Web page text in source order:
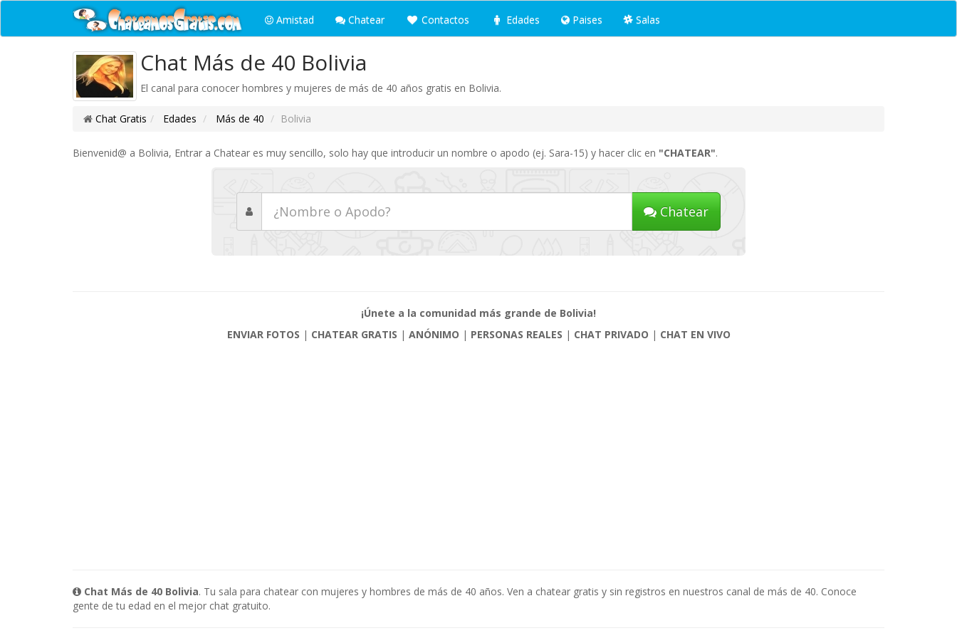
Amistad Chatear Contactos Edades Paises Salas
Chat Más de 40 Bolivia
El canal para conocer hombres y mujeres de más de 40 años gratis en Bolivia.
Chat Gratis Edades Más de 40 Bolivia
Bienvenid@ a Bolivia, Entrar a Chatear es muy sencillo, solo hay que introducir un nombre o apodo (ej. Sara-15) y hacer clic en "CHATEAR".
Chatear
¡Únete a la comunidad más grande de Bolivia!
ENVIAR FOTOS | CHATEAR GRATIS | ANÓNIMO | PERSONAS REALES | CHAT PRIVADO | CHAT EN VIVO
Chat Más de 40 Bolivia. Tu sala para chatear con mujeres y hombres de más de 40 años. Ven a chatear gratis y sin registros en nuestros canal de más de 40. Conoce
gente de tu edad en el mejor chat gratuito.